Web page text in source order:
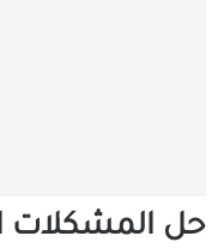
حل المشكلات